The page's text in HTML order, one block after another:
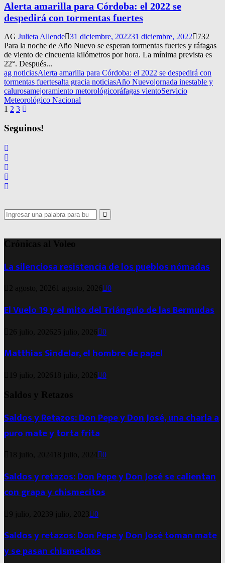
Alerta amarilla para Córdoba: el 2022 se
despedirá con tormentas fuertes
AG Julieta Allende 31 diciembre, 202231 diciembre, 2022
732
Para la noche de Año Nuevo se esperan tormentas fuertes y ráfagas
de viento de cincuenta kilómetros por hora. La mínima prevista es
22°. Después...
ag noticiasAlerta amarilla para Córdoba: el 2022 se despedirá con
tormentas fuertesalta gracia noticiasAño Nuevojornada inestable y
calurosamejoramiento metorológicoráfagas vientoServicio
Meteorológico Nacional
Navegación
de
entradas
1 2 3
Seguinos!
Search
for:
Search
Crónicas al Voleo
La silenciosa resistencia de los pueblos nómadas
2 agosto, 2026 1 agosto, 2026 0
El Vuelo 19 y el mito del Triángulo de las Bermudas
26 julio, 2026 25 julio, 2026 0
Matthias Sindelar, el hombre de papel
19 julio, 2026 18 julio, 2026 0
Saldos y Retazos
Saldos y Retazos: Don Pepe y Don José, una charla a
puro mate y torta frita
18 julio, 2024 18 julio, 2024 0
Saldos y retazos: Don Pepe y Don José se calientan
con grapa y chismecitos
9 julio, 20239 julio, 2023 0
Saldos y retazos: Don Pepe y Don José toman mate
y se pasan chismecitos